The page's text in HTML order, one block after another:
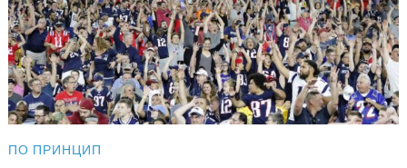
ПО ПРИНЦИП